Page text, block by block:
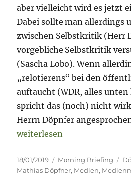
aber vielleicht wird es jetzt
Dabei sollte man allerdings
zwischen Selbstkritik (Herr
vorgebliche Selbstkritik
(Sascha Lobo). Wenn
„relotierens“ bei den
auftaucht (WDR, alles
spricht das (noch) nicht
Herrn Döpnfer
„Morning Briefing –18.
weiterlesen
Veröffentlicht
am
18/01/2019 Kategorien
Morning Briefing
Mathias Döpfner, Medien,